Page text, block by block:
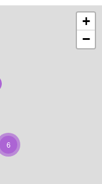
6
+
−